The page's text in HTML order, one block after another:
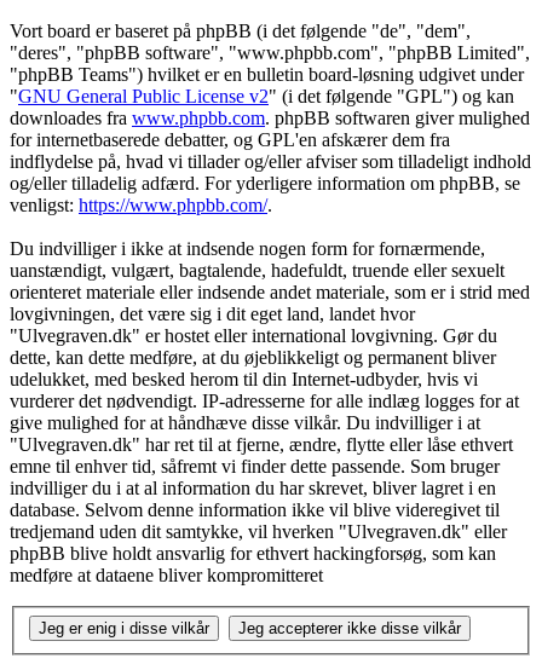
Vort board er baseret på phpBB (i det følgende "de", "dem",
"deres", "phpBB software", "www.phpbb.com", "phpBB Limited",
"phpBB Teams") hvilket er en bulletin board-løsning udgivet under
"GNU General Public License v2" (i det følgende "GPL") og kan
downloades fra www.phpbb.com. phpBB softwaren giver mulighed
for internetbaserede debatter, og GPL'en afskærer dem fra
indflydelse på, hvad vi tillader og/eller afviser som tilladeligt indhold
og/eller tilladelig adfærd. For yderligere information om phpBB, se
venligst: https://www.phpbb.com/.
Du indvilliger i ikke at indsende nogen form for fornærmende,
uanstændigt, vulgært, bagtalende, hadefuldt, truende eller sexuelt
orienteret materiale eller indsende andet materiale, som er i strid med
lovgivningen, det være sig i dit eget land, landet hvor
"Ulvegraven.dk" er hostet eller international lovgivning. Gør du
dette, kan dette medføre, at du øjeblikkeligt og permanent bliver
udelukket, med besked herom til din Internet-udbyder, hvis vi
vurderer det nødvendigt. IP-adresserne for alle indlæg logges for at
give mulighed for at håndhæve disse vilkår. Du indvilliger i at
"Ulvegraven.dk" har ret til at fjerne, ændre, flytte eller låse ethvert
emne til enhver tid, såfremt vi finder dette passende. Som bruger
indvilliger du i at al information du har skrevet, bliver lagret i en
database. Selvom denne information ikke vil blive videregivet til
tredjemand uden dit samtykke, vil hverken "Ulvegraven.dk" eller
phpBB blive holdt ansvarlig for ethvert hackingforsøg, som kan
medføre at dataene bliver kompromitteret